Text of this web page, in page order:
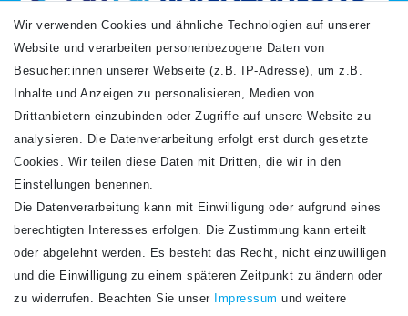
VERSANDARTEN
Newsletter
Honig
Hiermit bestätige ich, dass ich dieDaten­schutz­erklärunggelesen habe. Meine
Wir verwenden Cookies und ähnliche Technologien auf unserer
Website und verarbeiten personenbezogene Daten von
Besucher:innen unserer Webseite (z.B. IP-Adresse), um z.B.
Inhalte und Anzeigen zu personalisieren, Medien von
Drittanbietern einzubinden oder Zugriffe auf unsere Website zu
analysieren. Die Datenverarbeitung erfolgt erst durch gesetzte
Cookies. Wir teilen diese Daten mit Dritten, die wir in den
Einstellungen benennen.
Die Datenverarbeitung kann mit Einwilligung oder aufgrund eines
berechtigten Interesses erfolgen. Die Zustimmung kann erteilt
oder abgelehnt werden. Es besteht das Recht, nicht einzuwilligen
und die Einwilligung zu einem späteren Zeitpunkt zu ändern oder
zu widerrufen. Beachten Sie unser
Impressum und weitere